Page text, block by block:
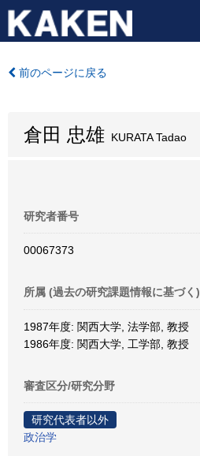
前のページに戻る
倉田 忠雄 KURATA Tadao
研究者番号
00067373
所属 (過去の研究課題情報に基づく)
1987年度: 関西大学, 法学部, 教授
1986年度: 関西大学, 工学部, 教授
審査区分/研究分野
研究代表者以外
政治学